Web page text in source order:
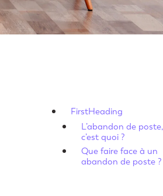
FirstHeading
L’abandon de poste,
c’est quoi ?
Que faire face à un
abandon de poste ?